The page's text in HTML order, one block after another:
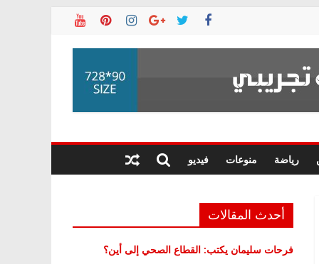
رياضة منوعات فيديو
أحدث المقالات
فرحات سليمان يكتب: القطاع الصحي إلى أين؟